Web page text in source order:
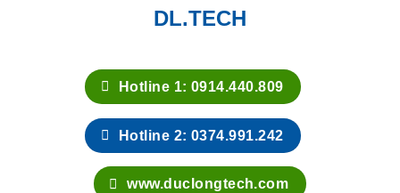
DL.TECH
Hotline 1: 0914.440.809
Hotline 2: 0374.991.242
www.duclongtech.com